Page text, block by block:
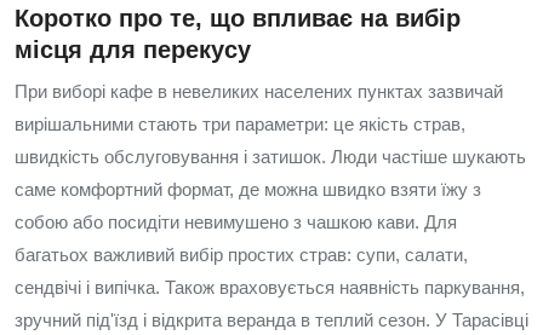
Коротко про те, що впливає на вибір
місця для перекусу
При виборі кафе в невеликих населених пунктах зазвичай
вирішальними стають три параметри: це якість страв,
швидкість обслуговування і затишок. Люди частіше шукають
саме комфортний формат, де можна швидко взяти їжу з
собою або посидіти невимушено з чашкою кави. Для
багатьох важливий вибір простих страв: супи, салати,
сендвічі і випічка. Також враховується наявність паркування,
зручний під'їзд і відкрита веранда в теплий сезон. У Тарасівці